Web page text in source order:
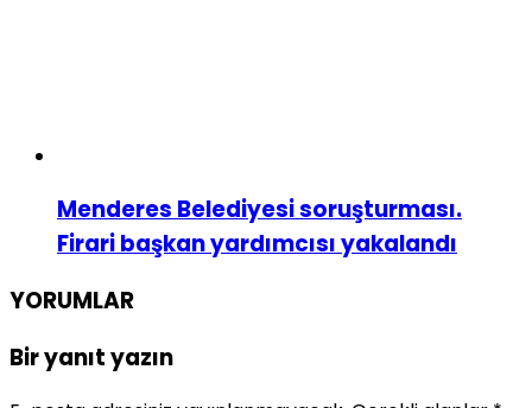
Menderes Belediyesi soruşturması.
Firari başkan yardımcısı yakalandı
YORUMLAR
Bir yanıt yazın